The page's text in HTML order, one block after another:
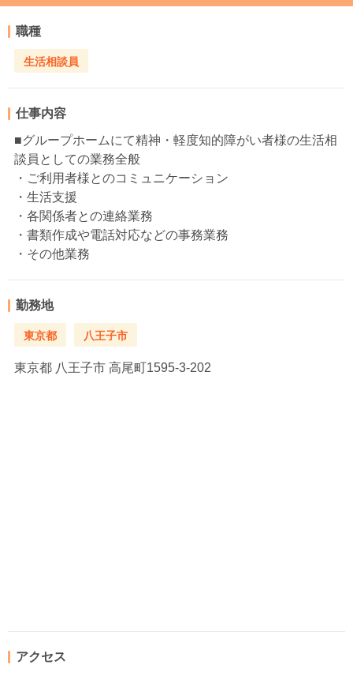
職種
生活相談員
仕事内容
■グループホームにて精神・軽度知的障がい者様の生活相
談員としての業務全般
・ご利用者様とのコミュニケーション
・生活支援
・各関係者との連絡業務
・書類作成や電話対応などの事務業務
・その他業務
勤務地
東京都 八王子市
東京都 八王子市 高尾町1595-3-202
アクセス